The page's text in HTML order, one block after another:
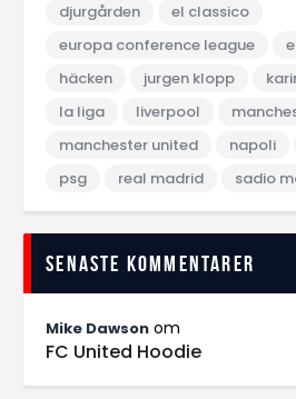
djurgården
el classico
europa conference league
häcken
jurgen klopp
la liga
liverpool
manchester united
napoli
psg
real madrid sadio
Senaste kommentarer
Mike Dawson om
FC United Hoodie